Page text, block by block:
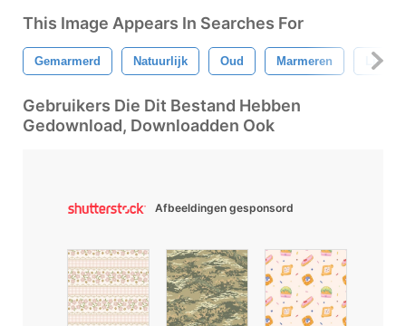
This Image Appears In Searches For
Gemarmerd Natuurlijk Oud Marmeren Licht
Gebruikers Die Dit Bestand Hebben
Gedownload, Downloadden Ook
Afbeeldingen gesponsord